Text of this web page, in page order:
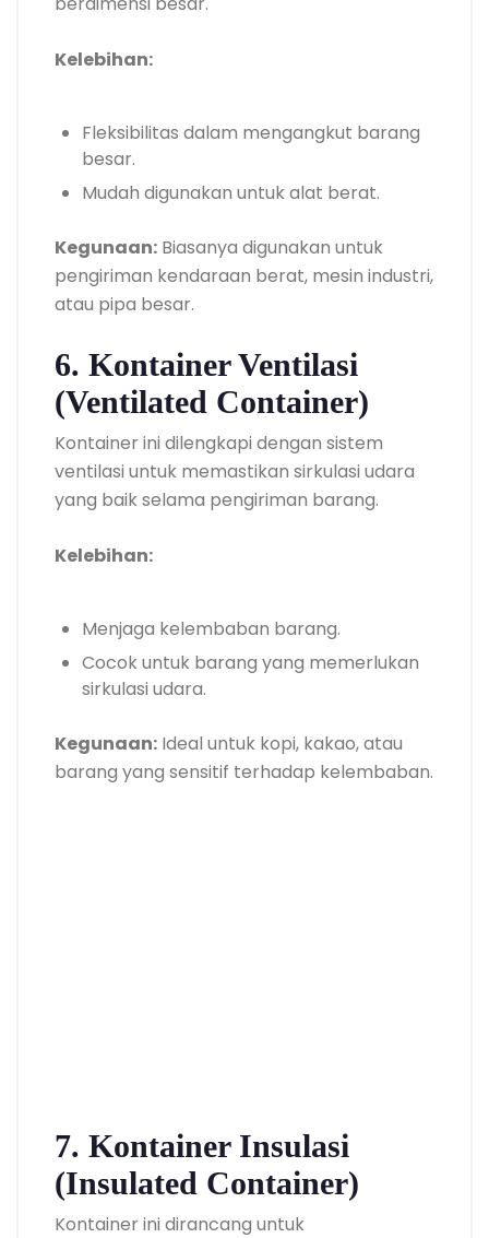
Kelebihan:
Fleksibilitas dalam mengangkut barang
besar.
Mudah digunakan untuk alat berat.
Kegunaan: Biasanya digunakan untuk
pengiriman kendaraan berat, mesin industri,
atau pipa besar.
6. Kontainer Ventilasi
(Ventilated Container)
Kontainer ini dilengkapi dengan sistem
ventilasi untuk memastikan sirkulasi udara
yang baik selama pengiriman barang.
Kelebihan:
Menjaga kelembaban barang.
Cocok untuk barang yang memerlukan
sirkulasi udara.
Kegunaan: Ideal untuk kopi, kakao, atau
barang yang sensitif terhadap kelembaban.
7. Kontainer Insulasi
(Insulated Container)
Kontainer ini dirancang untuk